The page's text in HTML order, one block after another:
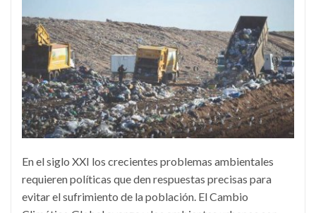
En el siglo XXI los crecientes problemas ambientales
requieren políticas que den respuestas precisas para
evitar el sufrimiento de la población. El Cambio